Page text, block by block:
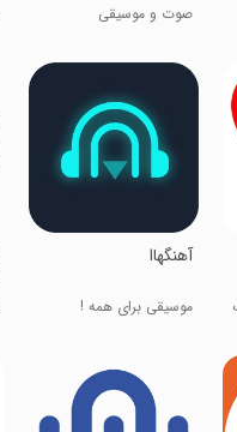
صوت و موسیقی
‏آهنگهاا
موسیقی برای همه !